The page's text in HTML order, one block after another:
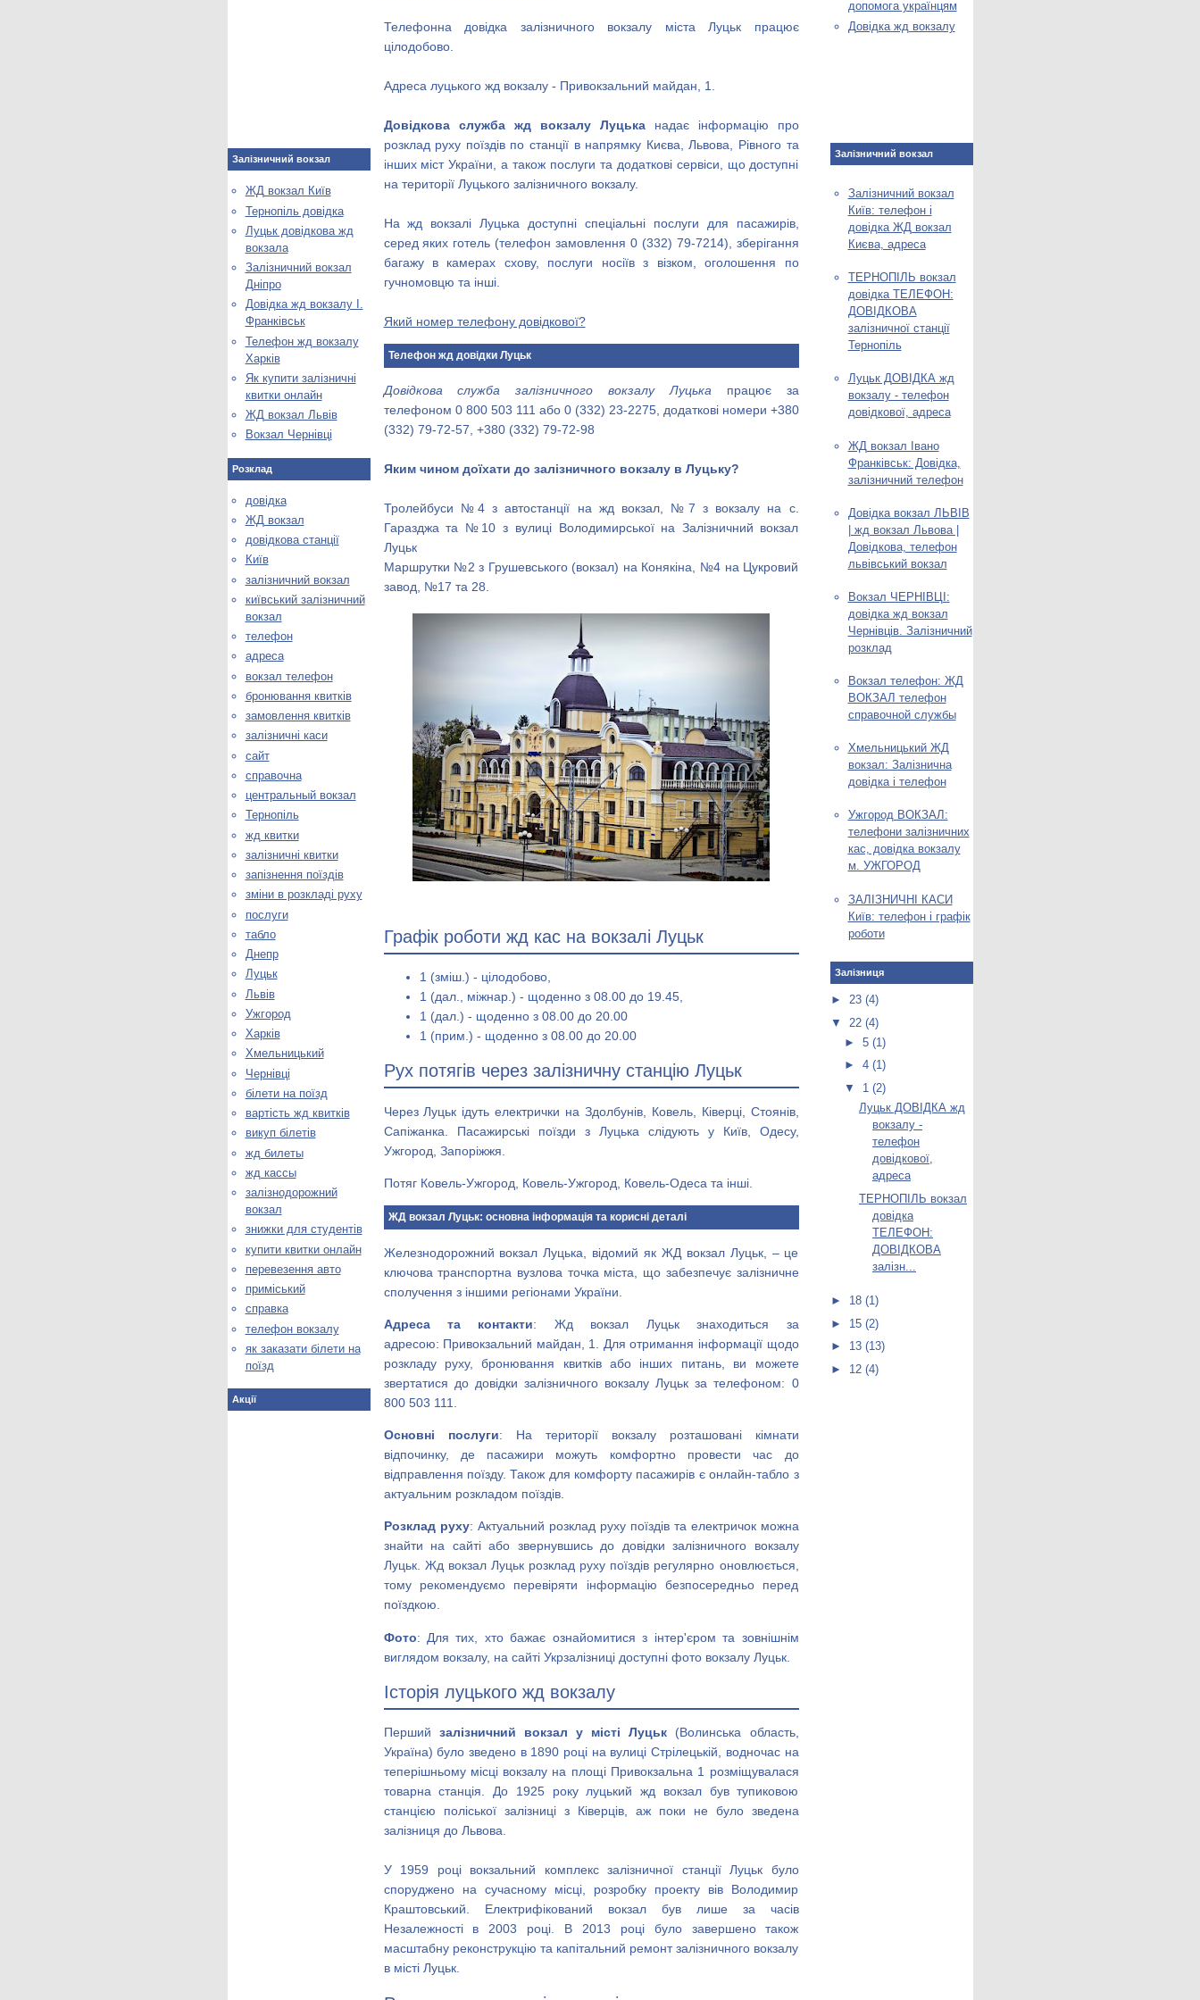
Телефонна довідка залізничного вокзалу міста Луцьк працює
цілодобово.
Адреса луцького жд вокзалу - Привокзальний майдан, 1.
Довідкова служба жд вокзалу Луцьканадає інформацію про
розклад руху поїздів по станції в напрямку Києва, Львова, Рівного та
інших міст України, а також послуги та додаткові сервіси, що доступні
на території Луцького залізничного вокзалу.
На жд вокзалі Луцька доступні спеціальні послуги для пасажирів,
серед яких готель (телефон замовлення 0 (332) 79-7214), зберігання
багажу в камерах схову, послуги носіїв з візком, оголошення по
гучномовцю та інші.
Який номер телефону довідкової?
Телефон жд довідки Луцьк
Довідкова служба залізничного вокзалу Луцька працює за
телефоном 0 800 503 111 або 0 (332) 23-2275, додаткові номери +380
(332) 79-72-57, +380 (332) 79-72-98
Яким чином доїхати до залізничного вокзалу в Луцьку?
Тролейбуси №4 з автостанції на жд вокзал, №7 з вокзалу на с.
Гаразджа та №10 з вулиці Володимирської на Залізничний вокзал
Луцьк
Маршрутки №2 з Грушевського (вокзал) на Конякіна, №4 на Цукровий
завод, №17 та 28.
Графік роботи жд кас на вокзалі Луцьк
1 (зміш.) - цілодобово,
1 (дал., міжнар.) - щоденно з 08.00 до 19.45,
1 (дал.) - щоденно з 08.00 до 20.00
1 (прим.) - щоденно з 08.00 до 20.00
Рух потягів через залізничну станцію Луцьк
Через Луцьк ідуть електрички на Здолбунів, Ковель, Ківерці, Стоянів,
Сапіжанка. Пасажирські поїзди з Луцька слідують у Київ, Одесу,
Ужгород, Запоріжжя.
Потяг Ковель-Ужгород, Ковель-Ужгород, Ковель-Одеса та інші.
ЖД вокзал Луцьк: основна інформація та корисні деталі
Железнодорожний вокзал Луцька, відомий як ЖД вокзал Луцьк, – це
ключова транспортна вузлова точка міста, що забезпечує залізничне
сполучення з іншими регіонами України.
Адреса та контакти: Жд вокзал Луцьк знаходиться за
адресою: Привокзальний майдан, 1. Для отримання інформації щодо
розкладу руху, бронювання квитків або інших питань, ви можете
звертатися до довідки залізничного вокзалу Луцьк за телефоном: 0
800 503 111.
Основні послуги: На території вокзалу розташовані кімнати
відпочинку, де пасажири можуть комфортно провести час до
відправлення поїзду. Також для комфорту пасажирів є онлайн-табло з
актуальним розкладом поїздів.
Розклад руху: Актуальний розклад руху поїздів та електричок можна
знайти на сайті або звернувшись до довідки залізничного вокзалу
Луцьк. Жд вокзал Луцьк розклад руху поїздів регулярно оновлюється,
тому рекомендуємо перевіряти інформацію безпосередньо перед
поїздкою.
Фото: Для тих, хто бажає ознайомитися з інтер'єром та зовнішнім
виглядом вокзалу, на сайті Укрзалізниці доступні фото вокзалу Луцьк.
Історія луцького жд вокзалу
Перший залізничний вокзал у місті Луцьк (Волинська область,
Україна) було зведено в 1890 році на вулиці Стрілецькій, водночас на
теперішньому місці вокзалу на площі Привокзальна 1 розміщувалася
товарна станція. До 1925 року луцький жд вокзал був тупиковою
станцією поліської залізниці з Ківерців, аж поки не було зведена
залізниця до Львова.
У 1959 році вокзальний комплекс залізничної станції Луцьк було
споруджено на сучасному місці, розробку проекту вів Володимир
Краштовський. Електрифікований вокзал був лише за часів
Незалежності в 2003 році. В 2013 році було завершено також
масштабну реконструкцію та капітальний ремонт залізничного вокзалу
в місті Луцьк.
Залізничний вокзал
ЖД вокзал Київ
Тернопіль довідка
Луцьк довідкова жд
вокзала
Залізничний вокзал
Дніпро
Довідка жд вокзалу І.
Франківськ
Телефон жд вокзалу
Харків
Як купити залізничні
квитки онлайн
ЖД вокзал Львів
Вокзал Чернівці
Розклад
довідка
ЖД вокзал
довідкова станції
Київ
залізничний вокзал
київський залізничний
вокзал
телефон
адреса
вокзал телефон
бронювання квитків
замовлення квитків
залізничні каси
сайт
справочна
центральный вокзал
Тернопіль
жд квитки
залізничні квитки
запізнення поїздів
зміни в розкладі руху
послуги
табло
Днепр
Луцьк
Львів
Ужгород
Харків
Хмельницький
Чернівці
білети на поїзд
вартість жд квитків
викуп білетів
жд билеты
жд кассы
залізнодорожний
вокзал
знижки для студентів
купити квитки онлайн
перевезення авто
приміський
справка
телефон вокзалу
як заказати білети на
поїзд
Акції
допомога українцям
Довідка жд вокзалу
Залізничний вокзал
Залізничний вокзал
Київ: телефон і
довідка ЖД вокзал
Києва, адреса
ТЕРНОПІЛЬ вокзал
довідка ТЕЛЕФОН:
ДОВІДКОВА
залізничної станції
Тернопіль
Луцьк ДОВІДКА жд
вокзалу - телефон
довідкової, адреса
ЖД вокзал Івано
Франківськ: Довідка,
залізничний телефон
Довідка вокзал ЛЬВІВ
| жд вокзал Львова |
Довідкова, телефон
львівський вокзал
Вокзал ЧЕРНІВЦІ:
довідка жд вокзал
Чернівців. Залізничний
розклад
Вокзал телефон: ЖД
ВОКЗАЛ телефон
справочной службы
Хмельницький ЖД
вокзал: Залізнична
довідка і телефон
Ужгород ВОКЗАЛ:
телефони залізничних
кас, довідка вокзалу
м. УЖГОРОД
ЗАЛІЗНИЧНІ КАСИ
Київ: телефон і графік
роботи
Залізниця
► 23 (4)
▼ 22 (4)
►5(1)
►4(1)
▼ 1(2)
Луцьк ДОВІДКА жд
вокзалу -
телефон
довідкової,
адреса
ТЕРНОПІЛЬ вокзал
довідка
ТЕЛЕФОН:
ДОВІДКОВА
залізн...
► 18 (1)
► 15 (2)
► 13 (13)
► 12 (4)